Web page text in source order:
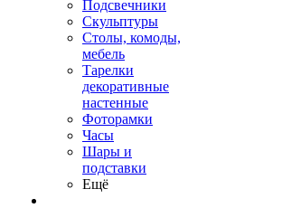
Подсвечники
Скульптуры
Столы, комоды,
мебель
Тарелки
декоративные
настенные
Фоторамки
Часы
Шары и
подставки
Ещё